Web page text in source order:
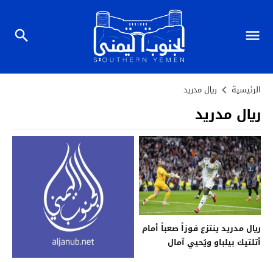
الرئيسية ريال مدريد
ريال مدريد
ريال مدريد ينتزع فوزاً صعباً أمام
أتلتيك بيلباو ويُحيي آمال